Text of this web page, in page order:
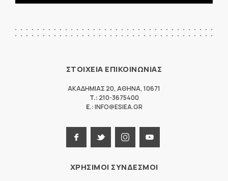
ΣΤΟΙΧΕΙΑ ΕΠΙΚΟΙΝΩΝΙΑΣ
ΑΚΑΔΗΜΙΑΣ 20, ΑΘΗΝΑ, 10671
T.: 210-3675400
E.:INFO@ESIEA.GR
ΧΡΗΣΙΜΟΙ ΣΥΝΔΕΣΜΟΙ